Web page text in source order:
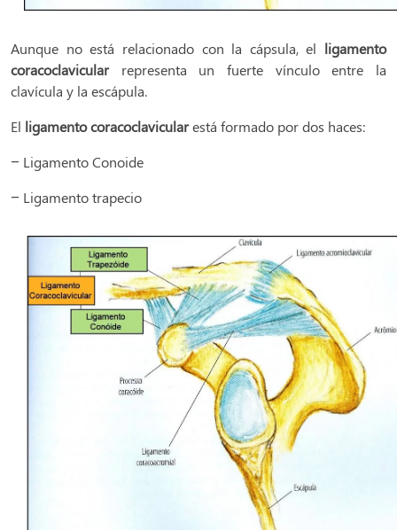
Aunque no está relacionado con la cápsula, el ligamento
coracoclavicularrepresenta un fuerte vínculo entre la
clavícula y la escápula.
El ligamento coracoclavicularestá formado por dos haces:
– Ligamento Conoide
– Ligamento trapecio